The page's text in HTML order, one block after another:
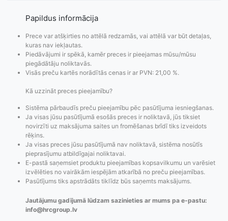
Pasūtījumu statusa
maiņas
paziņojumi,
Visi pieejamie
piegādes veidi un
Papildus informācija
Prece var atšķirties no attēlā redzamās, vai attēlā var būt detaļas,
kuras nav iekļautas.
Piedāvājumi ir spēkā, kamēr preces ir pieejamas mūsu/mūsu
piegādātāju noliktavās.
Visās preču kartēs norādītās cenas ir ar PVN: 21,00 %.
Kā uzzināt preces pieejamību?
Sistēma pārbaudīs preču pieejamību pēc pasūtījuma iesniegšanas.
Ja visas jūsu pasūtījumā esošās preces ir noliktavā, jūs tiksiet
novirzīti uz maksājuma saites un fromēšanas brīdī tiks izveidots
rēķins.
Ja visas preces jūsu pasūtījumā nav noliktavā, sistēma nosūtīs
pieprasījumu atbildīgajai noliktavai.
E-pastā saņemsiet produktu pieejamības kopsavilkumu un varēsiet
izvēlēties no vairākām iespējām atkarībā no preču pieejamības.
Pasūtījums tiks apstrādāts tiklīdz būs saņemts maksājums.
Jautājumu gadījumā lūdzam sazinieties ar mums pa e-pastu:
info@hrcgroup.lv